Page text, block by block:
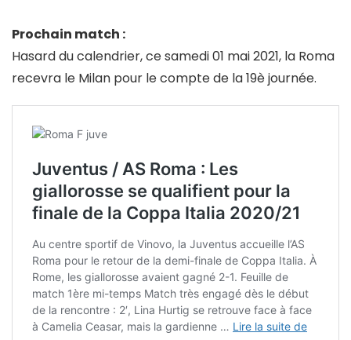
Prochain match :
Hasard du calendrier, ce samedi 01 mai 2021, la Roma
recevra le Milan pour le compte de la 19è journée.